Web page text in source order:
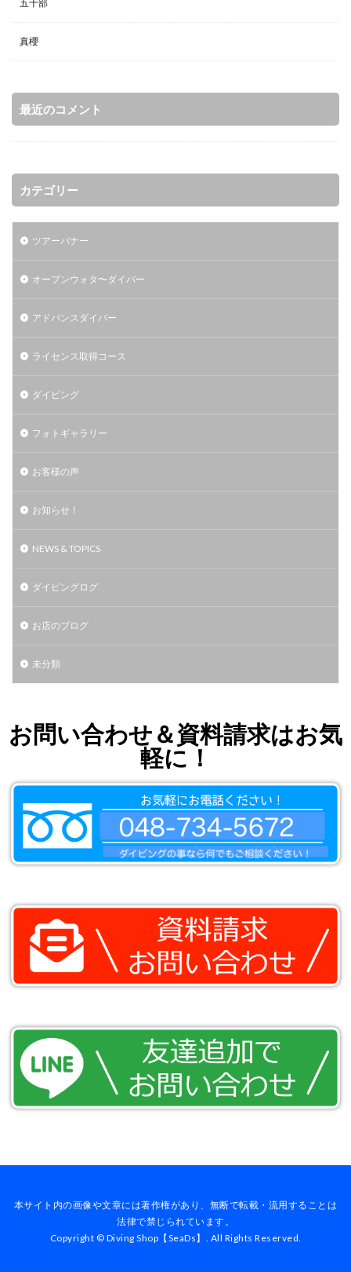
五十部
真櫻
最近のコメント
カテゴリー
ツアーバナー
オープンウォタ〜ダイバー
アドバンスダイバー
ライセンス取得コース
ダイビング
フォトギャラリー
お客様の声
お知らせ！
NEWS & TOPICS
ダイビングログ
お店のブログ
未分類
お問い合わせ＆資料請求はお気
軽に！
本サイト内の画像や文章には著作権があり、無断で転載・流用することは
法律で禁じられています。
Copyright © Diving Shop【SeaDs】. All Rights Reserved.